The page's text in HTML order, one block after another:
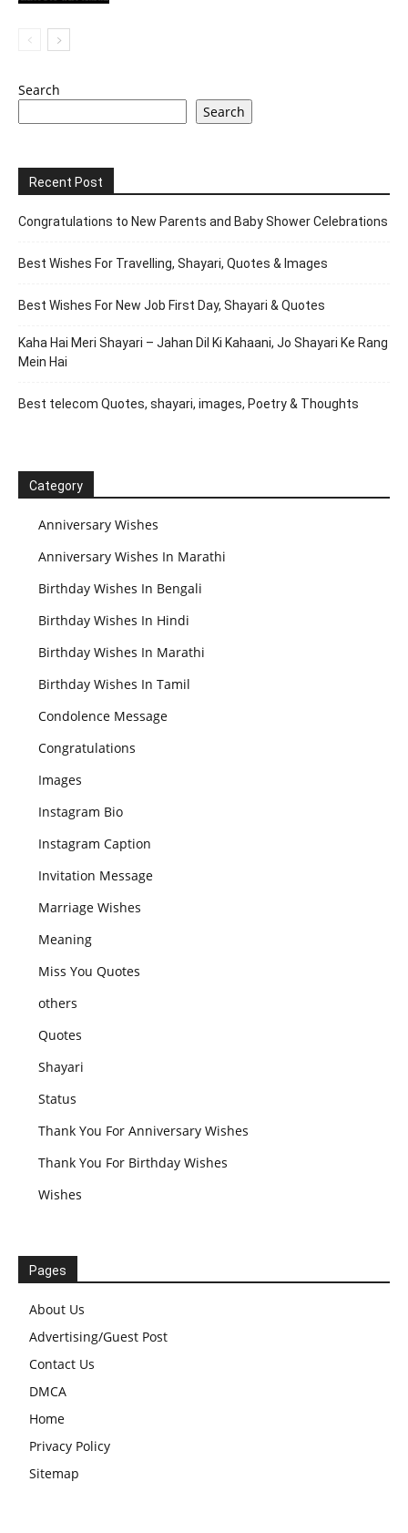
Search
Search
Recent Post
Congratulations to New Parents and Baby Shower Celebrations
Best Wishes For Travelling, Shayari, Quotes & Images
Best Wishes For New Job First Day, Shayari & Quotes
Kaha Hai Meri Shayari – Jahan Dil Ki Kahaani, Jo Shayari Ke Rang
Mein Hai
Best telecom Quotes, shayari, images, Poetry & Thoughts
Category
Anniversary Wishes
Anniversary Wishes In Marathi
Birthday Wishes In Bengali
Birthday Wishes In Hindi
Birthday Wishes In Marathi
Birthday Wishes In Tamil
Condolence Message
Congratulations
Images
Instagram Bio
Instagram Caption
Invitation Message
Marriage Wishes
Meaning
Miss You Quotes
others
Quotes
Shayari
Status
Thank You For Anniversary Wishes
Thank You For Birthday Wishes
Wishes
Pages
About Us
Advertising/Guest Post
Contact Us
DMCA
Home
Privacy Policy
Sitemap